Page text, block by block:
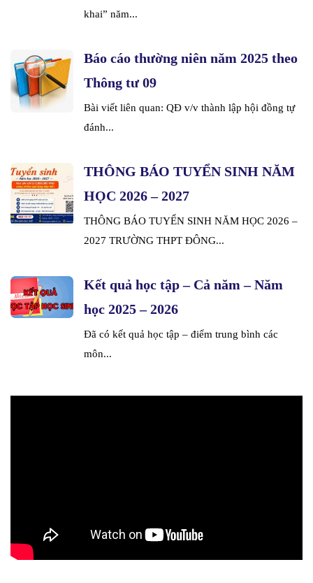
khai” năm...
Báo cáo thường niên năm 2025 theo
Thông tư 09
Bài viết liên quan: QĐ v/v thành lập hội đồng tự
đánh...
THÔNG BÁO TUYỂN SINH NĂM
HỌC 2026 – 2027
THÔNG BÁO TUYỂN SINH NĂM HỌC 2026 –
2027 TRƯỜNG THPT ĐÔNG...
Kết quả học tập – Cả năm – Năm
học 2025 – 2026
Đã có kết quả học tập – điểm trung bình các
môn...